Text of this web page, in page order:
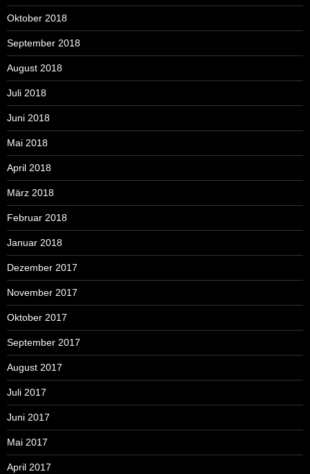
Oktober 2018
September 2018
August 2018
Juli 2018
Juni 2018
Mai 2018
April 2018
März 2018
Februar 2018
Januar 2018
Dezember 2017
November 2017
Oktober 2017
September 2017
August 2017
Juli 2017
Juni 2017
Mai 2017
April 2017